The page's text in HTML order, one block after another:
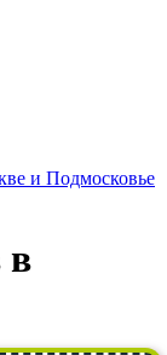
и Подмосковье
в